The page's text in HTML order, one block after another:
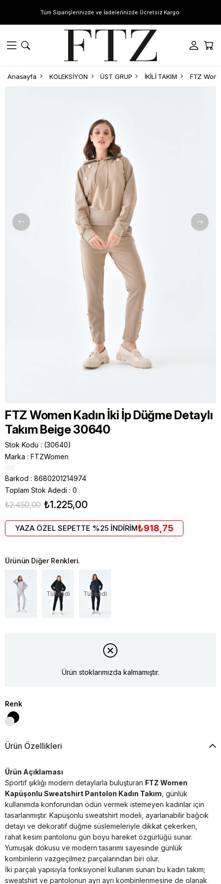
Tüm Siparişlerinizde ve İadelerinizde Ücretsiz Kargo.
Anasayfa KOLEKSİYON ÜST GRUP İKİLİ TAKIM
FTZ Women Kadın İki İp Düğme Detaylı
Takım Beige 30640
Stok Kodu
(30640)
Marka : FTZWomen
Barkod : 8680201214974
Toplam Stok Adedi : 0
₺2.450,00 ₺1.225,00
YAZA ÖZEL SEPETTE %25 İNDİRİM₺918,75
Ürünün Diğer Renkleri.
Tükendi Tükendi
Ürün stoklarımızda kalmamıştır.
Renk
Ürün Özellikleri
Ürün Açıklaması
Sportif şıklığı modern detaylarla buluşturan FTZ Women
Kapüşonlu Sweatshirt Pantolon Kadın Takım , günlük
kullanımda konforundan ödün vermek istemeyen kadınlar için
tasarlanmıştır. Kapüşonlu sweatshirt modeli, ayarlanabilir bağcık
detayı ve dekoratif düğme süslemeleriyle dikkat çekerken,
rahat kesim pantolonu gün boyu hareket özgürlüğü sunar.
Yumuşak dokusu ve modern tasarımı sayesinde günlük
kombinlerin vazgeçilmez parçalarından biri olur.
İki parçalı yapısıyla fonksiyonel kullanım sunan bu kadın takım;
sweatshirt ve pantolonun ayrı ayrı kombinlenmesine de olanak